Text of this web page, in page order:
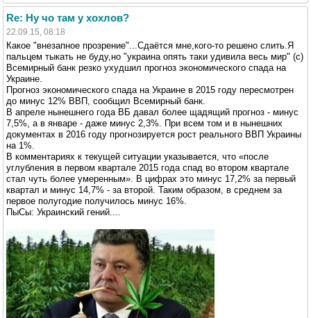
Re: Ну чо там у хохлов?
22.09.15, 08:18
Какое "внезапное прозрение"...Сдаётся мне,кого-то решено слить.Я
пальцем тыкать не буду,но "украина опять таки удивила весь мир" (с)
Всемирный банк резко ухудшил прогноз экономического спада на
Украине.
Прогноз экономического спада на Украине в 2015 году пересмотрен
до минус 12% ВВП, сообщил Всемирный банк.
В апреле нынешнего года ВБ давал более щадящий прогноз - минус
7,5%, а в январе - даже минус 2,3%. При всем том и в нынешних
документах в 2016 году прогнозируется рост реального ВВП Украины
на 1%.
В комментариях к текущей ситуации указывается, что «после
углубления в первом квартале 2015 года спад во втором квартале
стал чуть более умеренным». В цифрах это минус 17,2% за первый
квартал и минус 14,7% - за второй. Таким образом, в среднем за
первое полугодие получилось минус 16%.
ПыСы: Украинский гений....